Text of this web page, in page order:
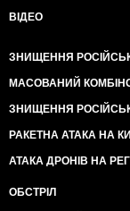
ВІДЕО
ЗНИЩЕННЯ
МАСОВАНИЙ
ЗНИЩЕННЯ
РАКЕТНА АТАКА НА
АТАКА ДРОНІВ НА
ОБСТРІЛ